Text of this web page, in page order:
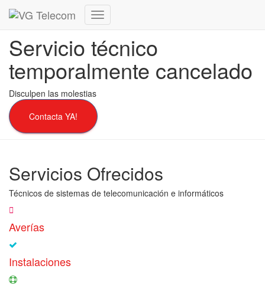
Cambiar
de
navegación
Servicio técnico
temporalmente cancelado
Disculpen las molestias
Contacta YA!
Servicios Ofrecidos
Técnicos de sistemas de telecomunicación e informáticos
Averías
Instalaciones